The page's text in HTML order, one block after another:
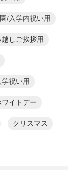
園/入学内祝い用
越しご挨拶用
学祝い用
ワイトデー
クリスマス